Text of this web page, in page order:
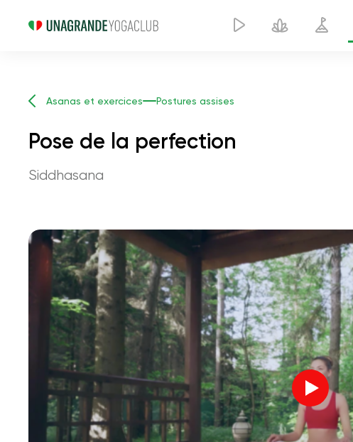
Asanas et exercices Postures assises
Pose de la perfection
Siddhasana